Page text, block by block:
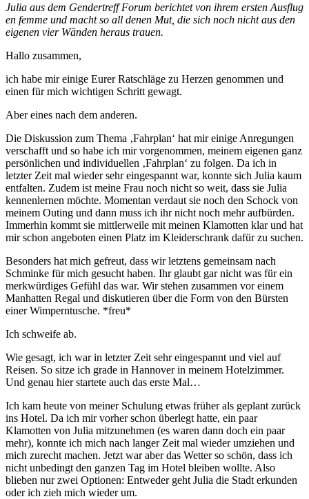
Julia aus dem Gendertreff Forum berichtet von ihrem ersten Ausflug
en femme und macht so all denen Mut, die sich noch nicht aus den
eigenen vier Wänden heraus trauen.
Hallo zusammen,
ich habe mir einige Eurer Ratschläge zu Herzen genommen und
einen für mich wichtigen Schritt gewagt.
Aber eines nach dem anderen.
Die Diskussion zum Thema ‚Fahrplan‘ hat mir einige Anregungen
verschafft und so habe ich mir vorgenommen, meinem eigenen ganz
persönlichen und individuellen ‚Fahrplan‘ zu folgen. Da ich in
letzter Zeit mal wieder sehr eingespannt war, konnte sich Julia kaum
entfalten. Zudem ist meine Frau noch nicht so weit, dass sie Julia
kennenlernen möchte. Momentan verdaut sie noch den Schock von
meinem Outing und dann muss ich ihr nicht noch mehr aufbürden.
Immerhin kommt sie mittlerweile mit meinen Klamotten klar und hat
mir schon angeboten einen Platz im Kleiderschrank dafür zu suchen.
Besonders hat mich gefreut, dass wir letztens gemeinsam nach
Schminke für mich gesucht haben. Ihr glaubt gar nicht was für ein
merkwürdiges Gefühl das war. Wir stehen zusammen vor einem
Manhatten Regal und diskutieren über die Form von den Bürsten
einer Wimperntusche. *freu*
Ich schweife ab.
Wie gesagt, ich war in letzter Zeit sehr eingespannt und viel auf
Reisen. So sitze ich grade in Hannover in meinem Hotelzimmer.
Und genau hier startete auch das erste Mal…
Ich kam heute von meiner Schulung etwas früher als geplant zurück
ins Hotel. Da ich mir vorher schon überlegt hatte, ein paar
Klamotten von Julia mitzunehmen (es waren dann doch ein paar
mehr), konnte ich mich nach langer Zeit mal wieder umziehen und
mich zurecht machen. Jetzt war aber das Wetter so schön, dass ich
nicht unbedingt den ganzen Tag im Hotel bleiben wollte. Also
blieben nur zwei Optionen: Entweder geht Julia die Stadt erkunden
oder ich zieh mich wieder um.